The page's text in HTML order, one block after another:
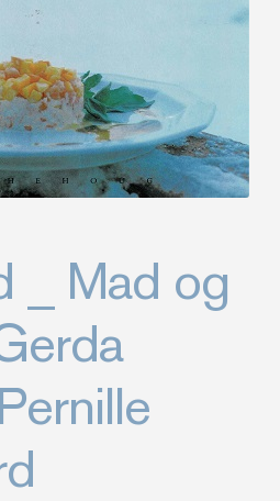
_ Mad og